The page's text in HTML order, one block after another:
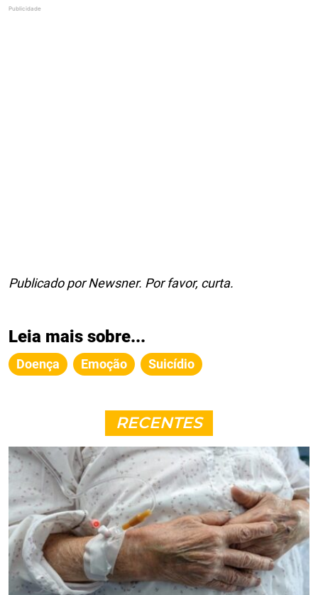
Publicado por Newsner. Por favor, curta.
Leia mais sobre...
Doença Emoção Suicídio
RECENTES